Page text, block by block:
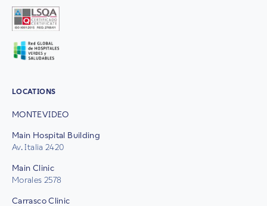
LOCATIONS
MONTEVIDEO
Main Hospital Building
Av. Italia 2420
Main Clinic
Morales 2578
Carrasco Clinic